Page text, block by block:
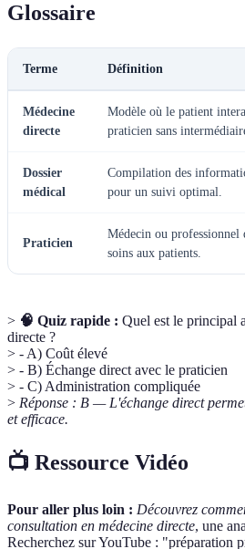
Glossaire
Terme Définition
Médecine
directe
Modèle où le patient
praticien sans
Dossier
médical
Compilation des
pour un suivi optimal.
Praticien
Médecin ou professionnel
soins aux patients.
> 🧠 Quiz rapide : Quel est le principal
directe ?
> - A) Coût élevé
> - B) Échange direct avec le praticien
> - C) Administration compliquée
> Réponse : B — L'échange direct
et efficace.
📺 Ressource Vidéo
Pour aller plus loin : Découvrez
consultation en médecine directe, une
Recherchez sur YouTube : "préparation